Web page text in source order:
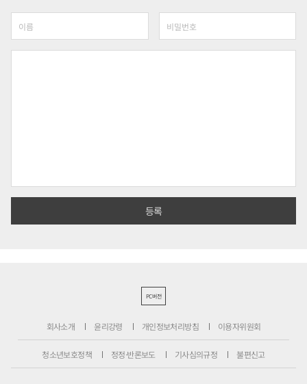
PC버전
회사소개 윤리강령 개인정보처리방침 이용자위원회
청소년보호정책 정정·반론보도 기사심의규정 불편신고